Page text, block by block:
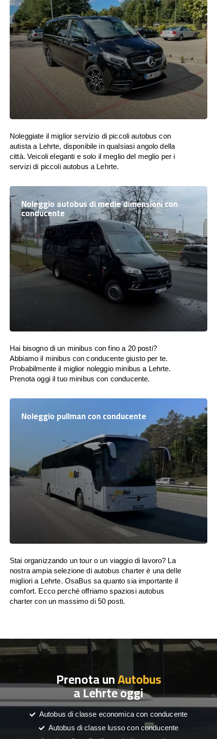
Noleggiate il miglior servizio di piccoli autobus con
autista a Lehrte, disponibile in qualsiasi angolo della
città. Veicoli eleganti e solo il meglio del meglio per i
servizi di piccoli autobus a Lehrte.
Noleggio autobus di medie dimensioni con
conducente
Hai bisogno di un minibus con fino a 20 posti?
Abbiamo il minibus con conducente giusto per te.
Probabilmente il miglior noleggio minibus a Lehrte.
Prenota oggi il tuo minibus con conducente.
Noleggio pullman con conducente
Stai organizzando un tour o un viaggio di lavoro? La
nostra ampia selezione di autobus charter è una delle
migliori a Lehrte. OsaBus sa quanto sia importante il
comfort. Ecco perché offriamo spaziosi autobus
charter con un massimo di 50 posti.
Prenota unAutobus
a Lehrte oggi
Autobus di classe economica con conducente
Autobus di classe lusso con conducente